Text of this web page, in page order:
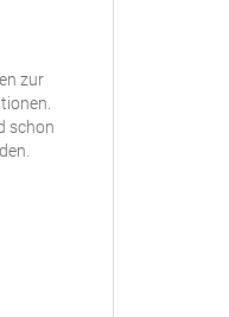
zur
schon